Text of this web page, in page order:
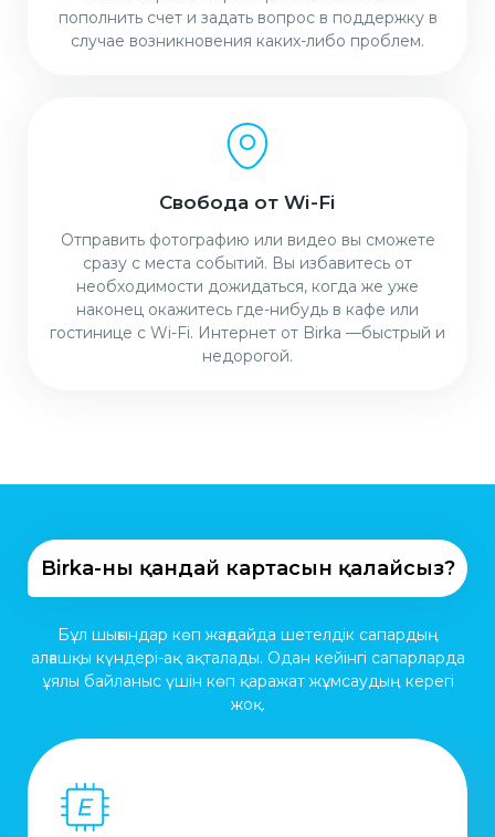
пополнить счет и задать вопрос в поддержку в
случае возникновения каких-либо проблем.
Свобода от Wi-Fi
Отправить фотографию или видео вы сможете
сразу с места событий. Вы избавитесь от
необходимости дожидаться, когда же уже
наконец окажитесь где-нибудь в кафе или
гостинице с Wi-Fi. Интернет от Birka —быстрый и
недорогой.
Birka-ның қандай картасын қалайсыз?
Бұл шығындар көп жағдайда шетелдік сапардың
алғашқы күндері-ақ ақталады. Одан кейінгі сапарларда
ұялы байланыс үшін көп қаражат жұмсаудың керегі
жоқ.